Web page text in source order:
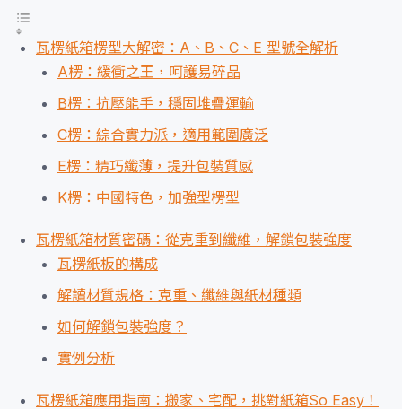
瓦楞紙箱楞型大解密：A、B、C、E 型號全解析
A楞：緩衝之王，呵護易碎品
B楞：抗壓能手，穩固堆疊運輸
C楞：綜合實力派，適用範圍廣泛
E楞：精巧纖薄，提升包裝質感
K楞：中國特色，加強型楞型
瓦楞紙箱材質密碼：從克重到纖維，解鎖包裝強度
瓦楞紙板的構成
解讀材質規格：克重、纖維與紙材種類
如何解鎖包裝強度？
實例分析
瓦楞紙箱應用指南：搬家、宅配，挑對紙箱So Easy！